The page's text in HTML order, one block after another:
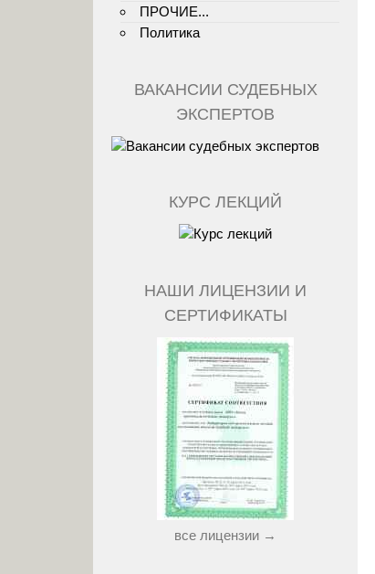
ПРОЧИЕ...
Политика
ВАКАНСИИ СУДЕБНЫХ
ЭКСПЕРТОВ
КУРС ЛЕКЦИЙ
НАШИ ЛИЦЕНЗИИ И
СЕРТИФИКАТЫ
все лицензии →